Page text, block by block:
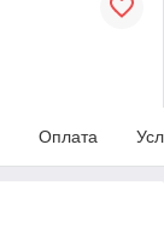
Оплата